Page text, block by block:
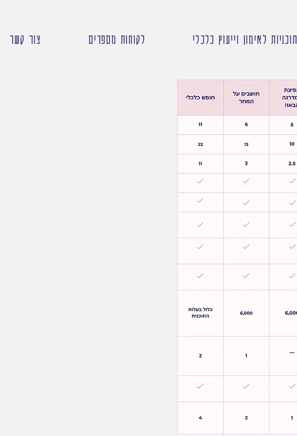
תוכניות לאימון וייעוץ כלכלי לקוחות מספרים צור קשר